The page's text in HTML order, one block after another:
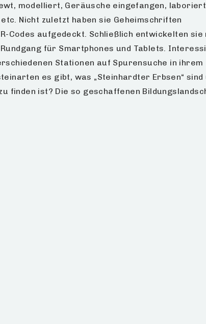
modelliert, Geräusche eingefangen,
Nicht zuletzt haben sie Geheimschriften
Codes aufgedeckt. Schließlich entwickelten sie
für Smartphones und Tablets.
Stationen auf Spurensuche in ihrem
es gibt, was „Steinhardter Erbsen“ sind
finden ist? Die so geschaffenen